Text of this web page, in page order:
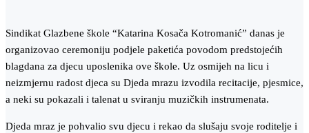
Sindikat Glazbene škole “Katarina Kosača Kotromanić” danas je
organizovao ceremoniju podjele paketića povodom predstojećih
blagdana za djecu uposlenika ove škole. Uz osmijeh na licu i
neizmjernu radost djeca su Djeda mrazu izvodila recitacije, pjesmice,
a neki su pokazali i talenat u sviranju muzičkih instrumenata.
Djeda mraz je pohvalio svu djecu i rekao da slušaju svoje roditelje i